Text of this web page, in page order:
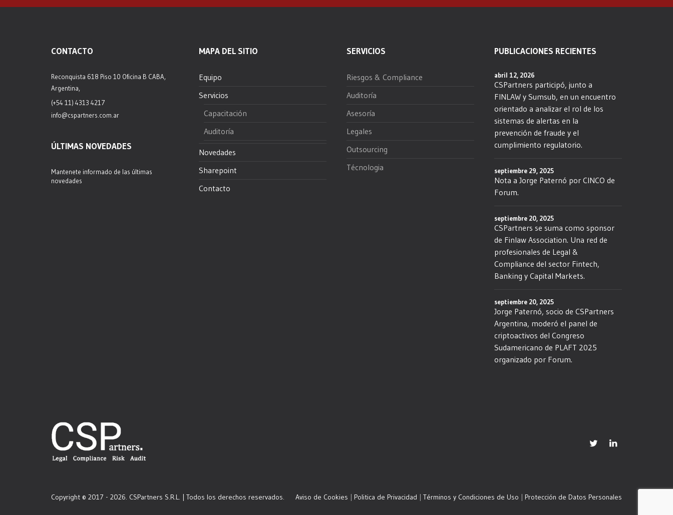
CONTACTO
Reconquista 618 Piso 10 Oficina B CABA,
Argentina,
(+54 11) 4313 4217
info@cspartners.com.ar
ÚLTIMAS NOVEDADES
Mantenete informado de las últimas
novedades
MAPA DEL SITIO
Equipo
Servicios
Capacitación
Auditoría
Novedades
Sharepoint
Contacto
SERVICIOS
Riesgos & Compliance
Auditoría
Asesoría
Legales
Outsourcing
Técnologia
PUBLICACIONES RECIENTES
abril 12, 2026
CSPartners participó, junto a
FINLAW y Sumsub, en un encuentro
orientado a analizar el rol de los
sistemas de alertas en la
prevención de fraude y el
cumplimiento regulatorio.
septiembre 29, 2025
Nota a Jorge Paternó por CINCO de
Forum.
septiembre 20, 2025
CSPartners se suma como sponsor
de Finlaw Association. Una red de
profesionales de Legal &
Compliance del sector Fintech,
Banking y Capital Markets.
septiembre 20, 2025
Jorge Paternó, socio de CSPartners
Argentina, moderó el panel de
criptoactivos del Congreso
Sudamericano de PLAFT 2025
organizado por Forum.
Copyright © 2017 - 2026. CSPartners S.R.L. | Todos los derechos reservados. Aviso de Cookies | Politica de Privacidad | Términos y Condiciones de Uso | Protección de Datos Personales